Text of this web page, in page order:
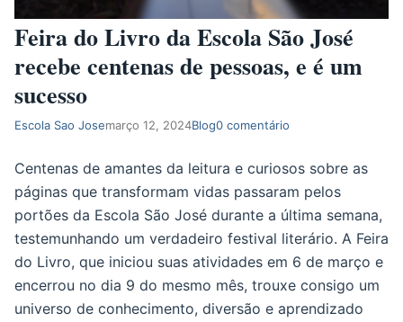
Feira do Livro da Escola São José
recebe centenas de pessoas, e é um
sucesso
Escola Sao Josemarço 12, 2024Blog0 comentário
Centenas de amantes da leitura e curiosos sobre as
páginas que transformam vidas passaram pelos
portões da Escola São José durante a última semana,
testemunhando um verdadeiro festival literário. A Feira
do Livro, que iniciou suas atividades em 6 de março e
encerrou no dia 9 do mesmo mês, trouxe consigo um
universo de conhecimento, diversão e aprendizado